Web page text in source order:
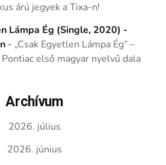
árú jegyek a Tixa-n!
Lámpa Ég (Single, 2020) -
- „Csak Egyetlen Lámpa Ég” –
első magyar nyelvű dala
Archívum
2026. július
2026. június